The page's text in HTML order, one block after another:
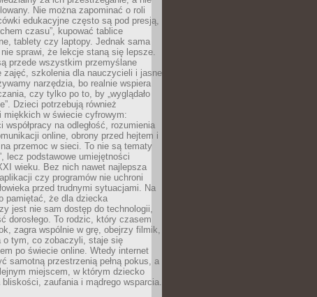
Nie można zapominać o roli
edukacyjne często są pod presją,
czasu”, kupować tablice
tablety czy laptopy. Jednak sama
sprawi, że lekcje staną się lepsze.
przede wszystkim przemyślane
zajęć, szkolenia dla nauczycieli i jasne
narzędzia, bo realnie wspiera
czy tylko po to, by „wyglądało
Dzieci potrzebują również
miękkich w świecie cyfrowym:
współpracy na odległość, rozumienia
online, obrony przed hejtem i
na przemoc w sieci. To nie są tematy
lecz podstawowe umiejętności
wieku. Bez nich nawet najlepsza
czy programów nie uchroni
przed trudnymi sytuacjami. Na
pamiętać, że dla dziecka
jest nie sam dostęp do technologii,
dorosłego. To rodzic, który czasem
zagra wspólnie w grę, obejrzy filmik,
o tym, co zobaczyli, staje się
po świecie online. Wtedy internet
samotną przestrzenią pełną pokus, a
miejscem, w którym dziecko
bliskości, zaufania i mądrego wsparcia.